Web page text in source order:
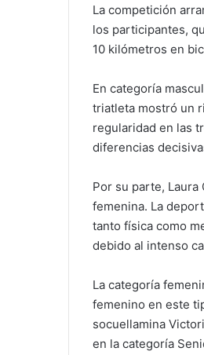
La competición
los participantes,
10 kilómetros en
En categoría
triatleta mostró un
regularidad en las
diferencias
Por su parte,
femenina. La
tanto física como
debido al intenso
La categoría
femenino en este
socuellamina
en la categoría